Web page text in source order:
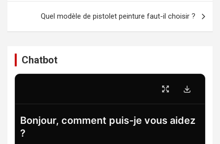
l’articleQuel modèle de pistolet peinture faut-il choisir ?
Chatbot
Bonjour, comment puis-je vous aidez
?